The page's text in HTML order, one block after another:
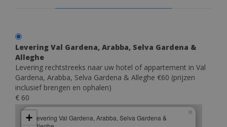
Levering Val Gardena, Arabba, Selva Gardena &
Alleghe
Levering rechtstreeks naar uw hotel of appartement in Val
Gardena, Arabba, Selva Gardena & Alleghe €60 (prijzen
inclusief brengen en ophalen)
€ 60
Levering Val Gardena, Arabba, Selva Gardena &
×
+